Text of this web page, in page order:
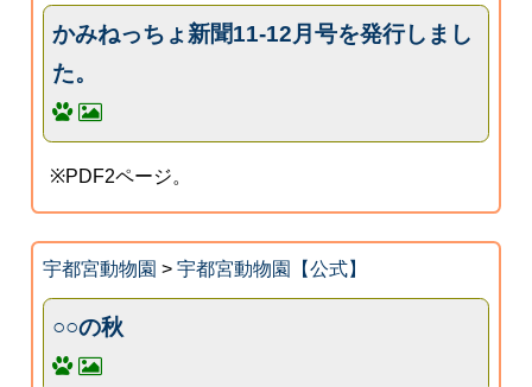
かみねっちょ新聞11-12月号を発行しまし
た。
※PDF2ページ。
宇都宮動物園 > 宇都宮動物園【公式】
○○の秋